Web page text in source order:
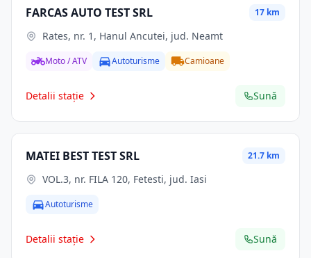
FARCAS AUTO TEST SRL 17 km
Rates, nr. 1, Hanul Ancutei, jud. Neamt
Moto / ATV Autoturisme Camioane
Detalii stație Sună
MATEI BEST TEST SRL 21.7 km
VOL.3, nr. FILA 120, Fetesti, jud. Iasi
Autoturisme
Detalii stație Sună